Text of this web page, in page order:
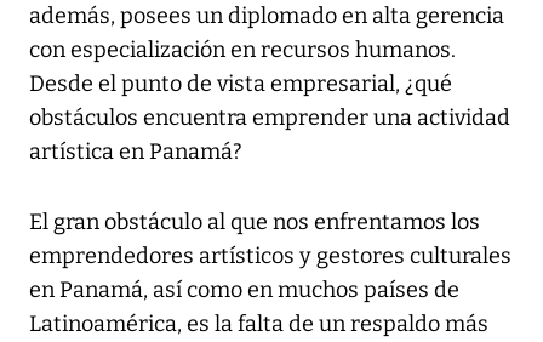
además, posees un diplomado en alta gerencia
con especialización en recursos humanos.
Desde el punto de vista empresarial, ¿qué
obstáculos encuentra emprender una actividad
artística en Panamá?
El gran obstáculo al que nos enfrentamos los
emprendedores artísticos y gestores culturales
en Panamá, así como en muchos países de
Latinoamérica, es la falta de un respaldo más